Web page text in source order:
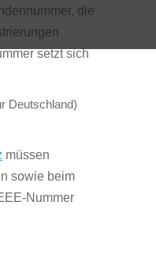
die
setzt sich
Deutschland)
müssen
sowie beim
Nummer